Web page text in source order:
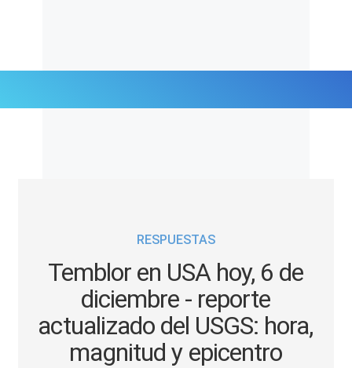
Tendencias Mix
RESPUESTAS
Temblor en USA hoy, 6 de
diciembre - reporte
actualizado del USGS: hora,
magnitud y epicentro